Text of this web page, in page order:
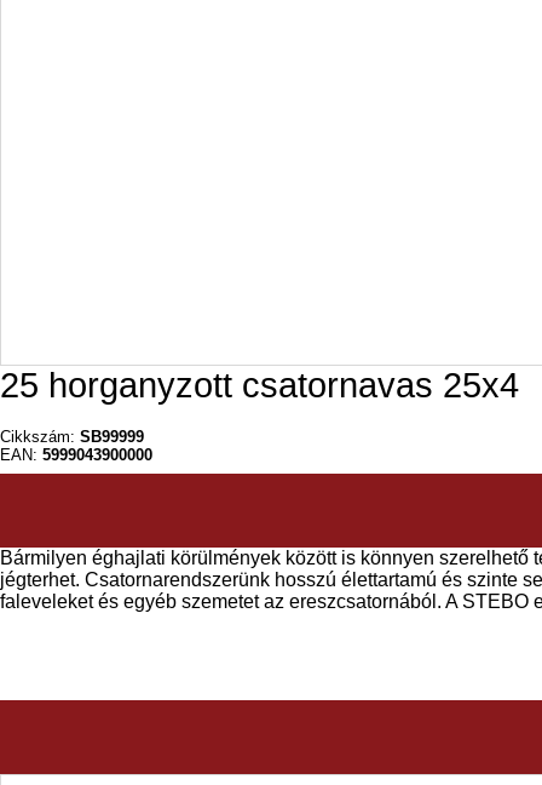
25 horganyzott csatornavas 25x4
Cikkszám: SB99999
EAN: 5999043900000
Bármilyen éghajlati körülmények között is könnyen
jégterhet. Csatornarendszerünk hosszú élettartamú és szinte
faleveleket és egyéb szemetet az ereszcsatornából. A